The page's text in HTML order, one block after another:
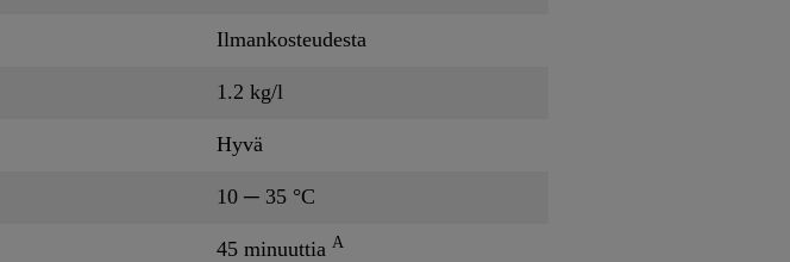
Ilmankosteudesta
1.2 kg/l
Hyvä
10 ─ 35 °C
45 minuuttia A